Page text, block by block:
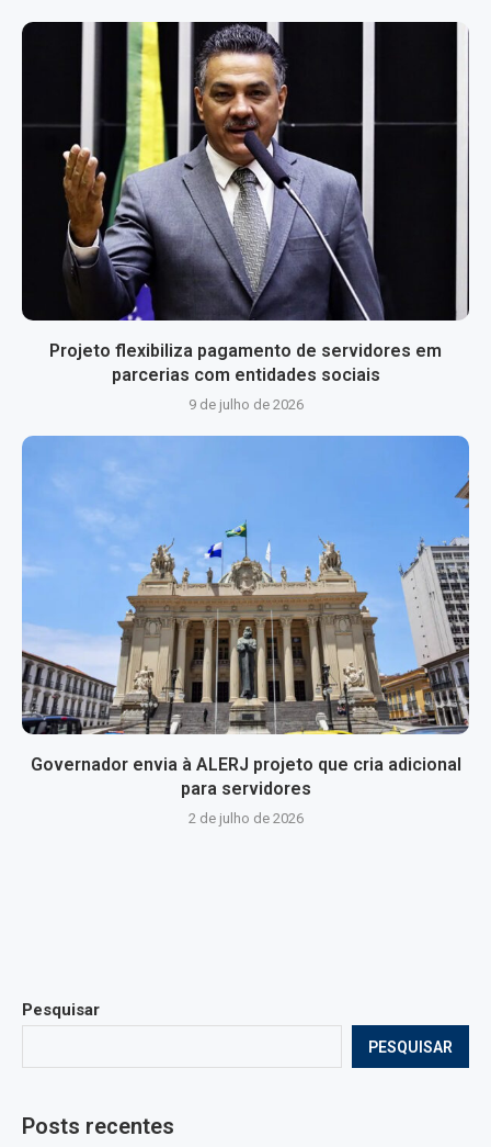
Projeto flexibiliza pagamento de servidores em
parcerias com entidades sociais
9 de julho de 2026
Governador envia à ALERJ projeto que cria adicional
para servidores
2 de julho de 2026
Pesquisar
PESQUISAR
Posts recentes